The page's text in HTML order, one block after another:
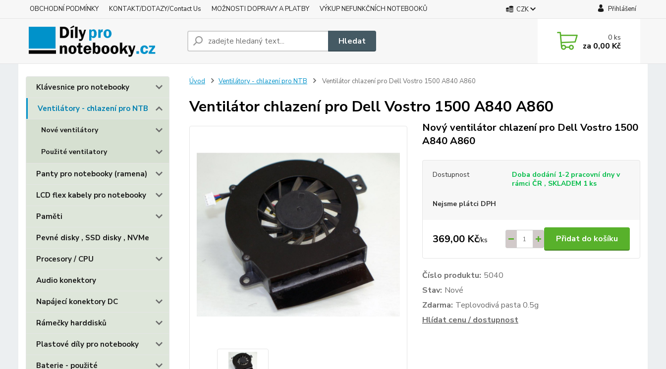
OBCHODNÍ PODMÍNKY KONTAKT/DOTAZY/Contact Us MOŽNOSTI DOPRAVY A PLATBY VÝKUP NEFUNKČNÍCH NOTEBOOKŮ CZK Přihlášení
Hledat 0ks
za 0,00 Kč
Klávesnice pro notebooky
Ventilátory - chlazení pro NTB
Nové ventilátory
Použité ventilatory
Panty pro notebooky (ramena)
LCD flex kabely pro notebooky
Paměti
Pevné disky , SSD disky , NVMe
Procesory / CPU
Audio konektory
Napájecí konektory DC
Rámečky harddisků
Plastové díly pro notebooky
Baterie - použité
Úvod Ventilátory - chlazení pro NTB Ventilátor chlazení pro Dell Vostro 1500 A840 A860
Ventilátor chlazení pro Dell Vostro 1500 A840 A860
Nový ventilátor chlazení pro Dell Vostro 1500
A840 A860
Dostupnost
Doba dodání 1-2 pracovní dny v
rámci ČR , SKLADEM 1 ks
Nejsme plátci DPH
369,00 Kč/ks Přidat do košíku
Číslo produktu: 5040
Stav: Nové
Zdarma: Teplovodivá pasta 0.5g
Hlídat cenu / dostupnost